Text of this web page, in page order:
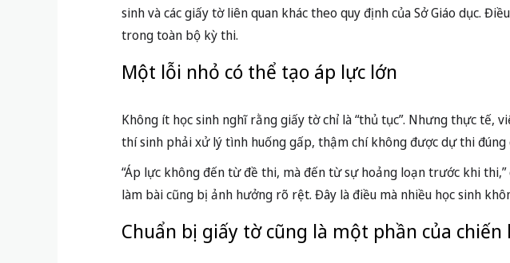
sinh và các giấy tờ liên quan khác theo quy định của Sở Giáo dục.
trong toàn bộ kỳ thi.
Một lỗi nhỏ có thể tạo áp lực lớn
Không ít học sinh nghĩ rằng giấy tờ chỉ là “thủ tục”. Nhưng thực tế,
thí sinh phải xử lý tình huống gấp, thậm chí không được dự thi đúng
“Áp lực không đến từ đề thi, mà đến từ sự hoảng loạn trước khi
làm bài cũng bị ảnh hưởng rõ rệt. Đây là điều mà nhiều học sinh
Chuẩn bị giấy tờ cũng là một phần của chiến